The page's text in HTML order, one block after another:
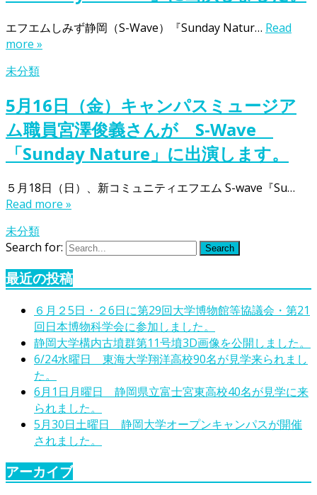
エフエムしみず静岡（S-Wave）『Sunday Natur… Read
more »
未分類
5月16日（金）キャンパスミュージア
ム職員宮澤俊義さんが S-Wave
「Sunday Nature」に出演します。
５月18日（日）、新コミュニティエフエム S-wave『Su…
Read more »
未分類
Search for:
Search
最近の投稿
６月２5日・２6日に第29回大学博物館等協議会・第21
回日本博物科学会に参加しました。
静岡大学構内古墳群第11号墳3D画像を公開しました。
6/24水曜日 東海大学翔洋高校90名が見学来られまし
た。
6月1日月曜日 静岡県立富士宮東高校40名が見学に来
られました。
5月30日土曜日 静岡大学オープンキャンパスが開催
されました。
アーカイブ